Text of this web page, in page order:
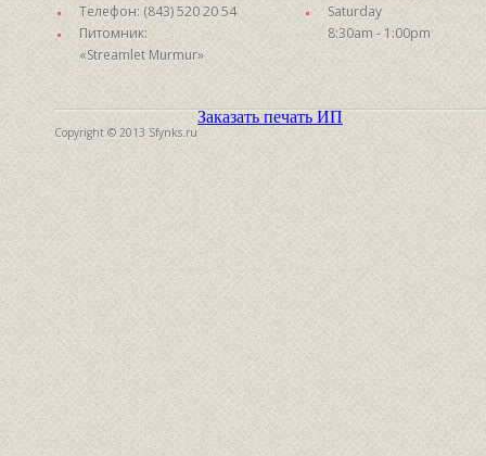
Телефон: (843) 520 20 54
Питомник:
«Streamlet Murmur»
Saturday
8:30am - 1:00pm
Copyright © 2013 Sfynks.ru
Заказать печать ИП